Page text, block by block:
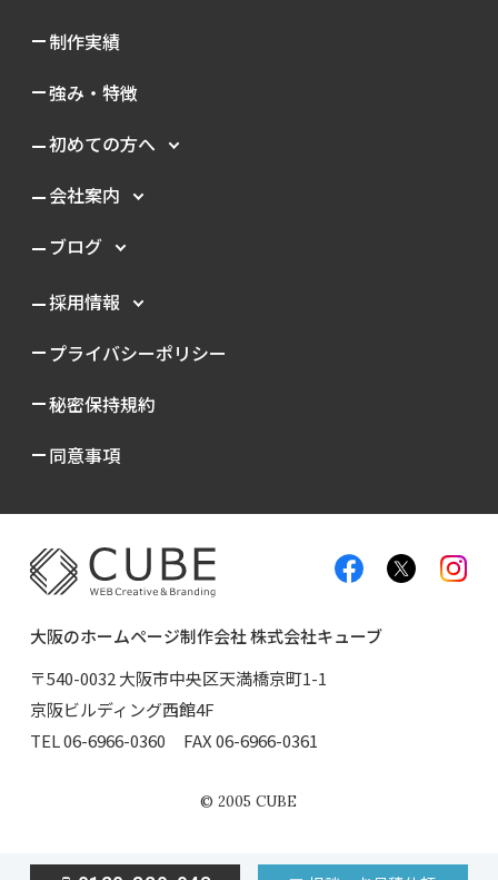
制作実績
強み・特徴
初めての方へ
会社案内
ブログ
採用情報
プライバシーポリシー
秘密保持規約
同意事項
大阪のホームページ制作会社 株式会社キューブ
〒540-0032 大阪市中央区天満橋京町1-1
京阪ビルディング西館4F
TEL06-6966-0360 FAX 06-6966-0361
©2005 CUBE